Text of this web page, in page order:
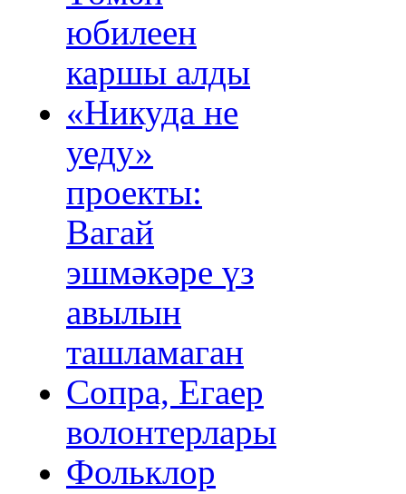
юбилеен
каршы алды
«Никуда не
уеду»
проекты:
Вагай
эшмәкәре үз
авылын
ташламаган
Сопра, Егаер
волонтерлары
Фольклор